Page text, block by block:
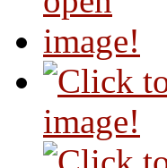
image!